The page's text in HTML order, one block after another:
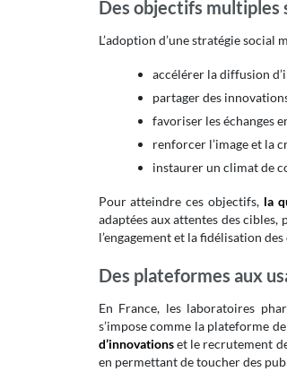
Des objectifs multiples
L’adoption d’une stratégie
accélérer la diffusion
partager des
favoriser les échanges
renforcer l’image et la
instaurer un climat de
Pour atteindre ces objectifs, la
adaptées aux attentes des
l’engagement et la fidélisation
Des plateformes aux
En France, les laboratoires
s’impose comme la plateforme
d’innovationset le recrutement
en permettant de toucher des